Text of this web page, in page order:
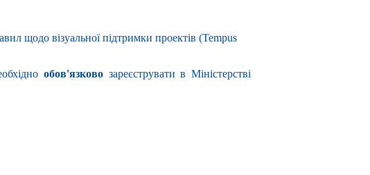
щодо візуальної підтримки проектів (Tempus
обов'язковозареєструвати в Міністерстві